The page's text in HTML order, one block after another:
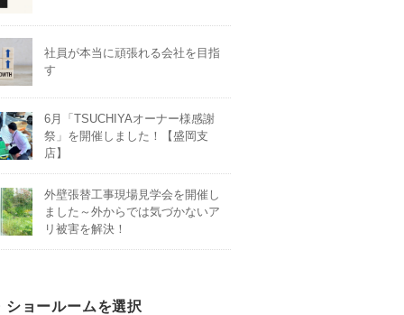
社員が本当に頑張れる会社を目指
す
6月「TSUCHIYAオーナー様感謝
祭」を開催しました！【盛岡支
店】
外壁張替工事現場見学会を開催し
ました～外からでは気づかないア
リ被害を解決！
ショールームを選択